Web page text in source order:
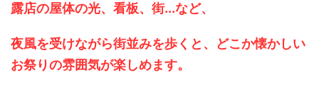
露店の屋体の光、看板、街...など、
夜風を受けながら街並みを歩くと、どこか懐かしい
お祭りの雰囲気が楽しめます。